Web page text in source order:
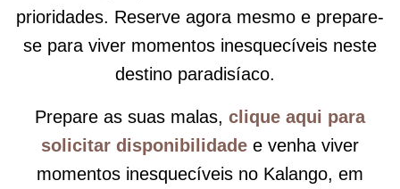
prioridades. Reserve agora mesmo e prepare-
se para viver momentos inesquecíveis neste
destino paradisíaco.
Prepare as suas malas, clique aqui para
solicitar disponibilidade e venha viver
momentos inesquecíveis no Kalango, em